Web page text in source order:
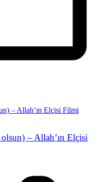
– Allah’ın Elçisi